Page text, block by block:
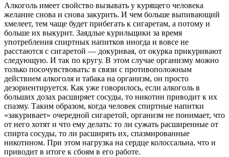
Алкоголь имеет свойство вызывать у курящего человека
желание снова и снова закурить. И чем больше выпивающий
хмелеет, тем чаще будет прибегать к сигаретам, а потому и
больше их выкурит. Заядлые курильщики за время
употребления спиртных напитков иногда и вовсе не
расстаются с сигаретой — докуривая, от окурка прикуривают
следующую. И так по кругу. В этом случае организму можно
только посочувствовать: в связи с противоположным
действием алкоголя и табака на организм, он просто
дезориентируется. Как уже говорилось, если алкоголь в
больших дозах расширяет сосуды, то никотин приводит к их
спазму. Таким образом, когда человек спиртные напитки
«закуривает» очередной сигаретой, организм не понимает, что
от него хотят и что ему делать: то ли сужать расширенные от
спирта сосуды, то ли расширять их, спазмированные
никотином. При этом нагрузка на сердце колоссальна, что и
приводит в итоге к сбоям в его работе.